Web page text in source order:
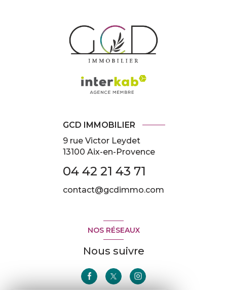
N°B203 Étage : 2ème
VOIR LE DÉTAIL DU LOT
N°B005
GCD IMMOBILIER
9 rue Victor Leydet
13100 Aix-en-Provence
04 42 21 43 71
contact@gcdimmo.com
NOS RÉSEAUX
Nous suivre